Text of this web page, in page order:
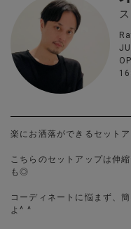
楽にお洒落ができるセット
こちらのセットアップは伸
も◎
コーディネートに悩まず、
よ^ ^